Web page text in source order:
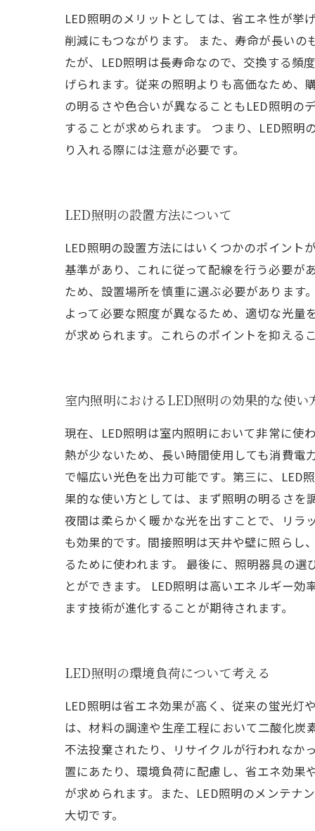
LED照明のメリットとしては、省エネ性が挙
削減にもつながります。 また、寿命が長い
たが、LED照明は長寿命なので、交換する頻
げられます。従来の照明よりも高価なため、
の明るさや色合いが異なることもLED照明の
することが求められます。 つまり、LED照
り入れる際には注意が必要です。
LED照明の設置方法について
LED照明の設置方法にはいくつかのポイント
基準があり、これに従って配線を行う必要が
ため、設置場所を慎重に選ぶ必要があります
よって必要な照度が異なるため、適切な光
が求められます。これらのポイントを抑える
室内照明におけるLED照明の効果的な使い
現在、LED照明は室内照明において非常に使
熱が少ないため、長い時間使用しても消費電
で幅広い光色を出力可能です。第三に、LED
果的な使い方としては、まず照明の明るさを
夜間は柔らかく暖かな光を出すことで、リラ
も効果的です。間接照明は天井や壁に照らし
るために使われます。 最後に、照明器具の
とができます。 LED照明は高いエネルギー
ます技術が進化することが期待されます。
LED照明の環境負荷について考える
LED照明は省エネ効果が高く、従来の蛍光灯
は、材料の調達や生産工程において二酸化
不法投棄されたり、リサイクルが行われなか
置にあたり、環境負荷に配慮し、省エネ効果
が求められます。また、LED照明のメンテナ
大切です。